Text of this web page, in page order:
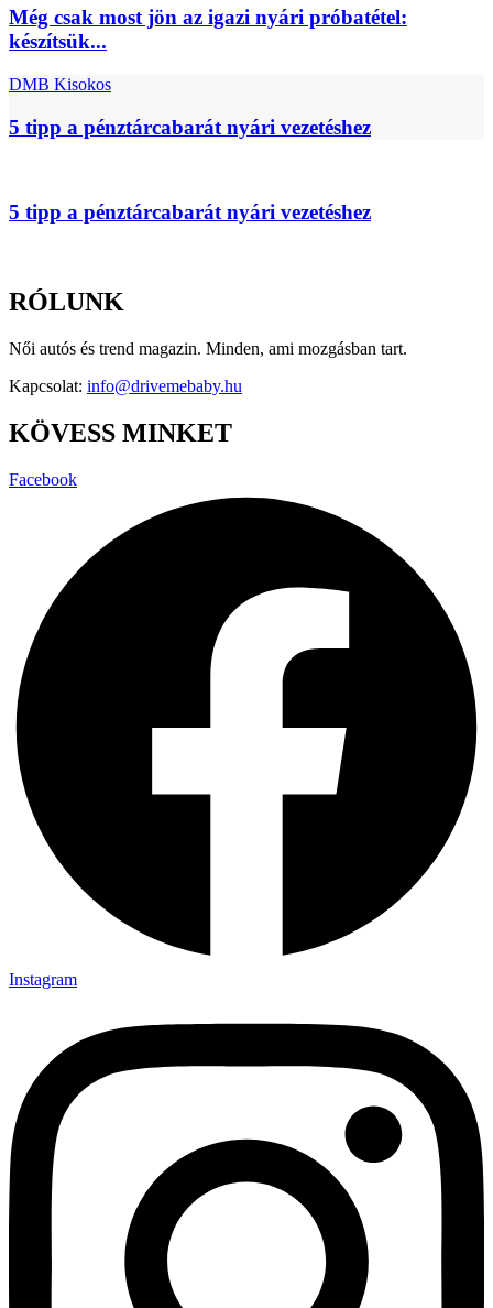
Még csak most jön az igazi nyári próbatétel:
készítsük...
DMB Kisokos
5 tipp a pénztárcabarát nyári vezetéshez
5 tipp a pénztárcabarát nyári vezetéshez
RÓLUNK
Női autós és trend magazin. Minden, ami mozgásban tart.
Kapcsolat: info@drivemebaby.hu
KÖVESS MINKET
Facebook
Instagram